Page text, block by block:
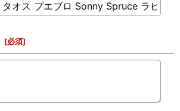
[必須]